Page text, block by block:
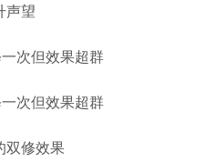
声望
次但效果超群
次但效果超群
双修效果